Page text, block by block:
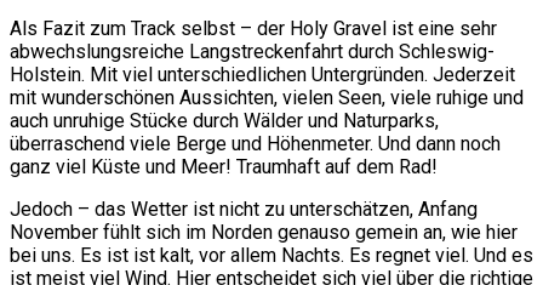
Als Fazit zum Track selbst – der Holy Gravel ist eine sehr
abwechslungsreiche Langstreckenfahrt durch Schleswig-
Holstein. Mit viel unterschiedlichen Untergründen. Jederzeit
mit wunderschönen Aussichten, vielen Seen, viele ruhige und
auch unruhige Stücke durch Wälder und Naturparks,
überraschend viele Berge und Höhenmeter. Und dann noch
ganz viel Küste und Meer! Traumhaft auf dem Rad!
Jedoch – das Wetter ist nicht zu unterschätzen, Anfang
November fühlt sich im Norden genauso gemein an, wie hier
bei uns. Es ist ist kalt, vor allem Nachts. Es regnet viel. Und es
ist meist viel Wind. Hier entscheidet sich viel über die richtige